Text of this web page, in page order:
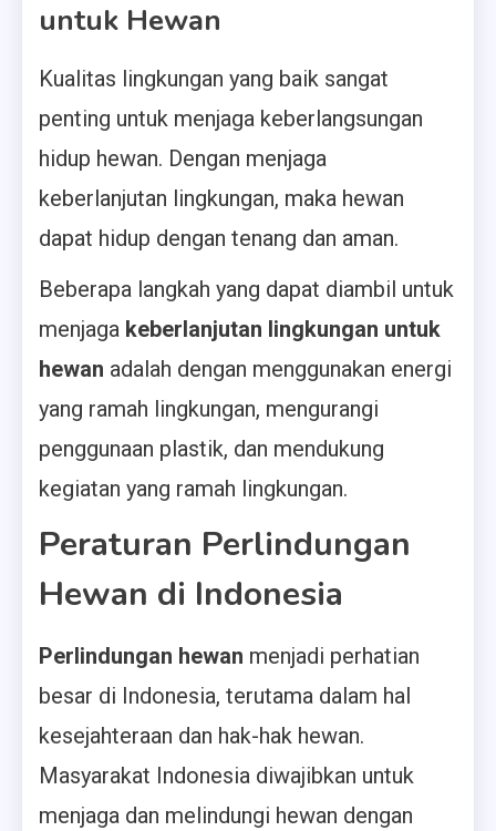
untuk Hewan
Kualitas lingkungan yang baik sangat
penting untuk menjaga keberlangsungan
hidup hewan. Dengan menjaga
keberlanjutan lingkungan, maka hewan
dapat hidup dengan tenang dan aman.
Beberapa langkah yang dapat diambil untuk
menjaga keberlanjutan lingkungan untuk
hewan adalah dengan menggunakan energi
yang ramah lingkungan, mengurangi
penggunaan plastik, dan mendukung
kegiatan yang ramah lingkungan.
Peraturan Perlindungan
Hewan di Indonesia
Perlindungan hewan menjadi perhatian
besar di Indonesia, terutama dalam hal
kesejahteraan dan hak-hak hewan.
Masyarakat Indonesia diwajibkan untuk
menjaga dan melindungi hewan dengan